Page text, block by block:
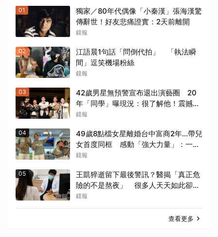
01
獨家／80年代偶像「小秦漢」張海漢驚
傳辭世！好友悲痛證實：2天前離開
鏡報
02
江語晨1句話「問倒代拍」 「執法瞬
間」逗笑機場粉絲
鏡報
03
42歲男星無預警宣布退出演藝圈 20
年「同學」曝現況：很了解他！震撼爆
料「恐懼」這件事
鏡報
04
49歲8點檔女星離婚台中富商2年...帶兒
女首度同框 感動「強大力量」：一起
種下善的種子
鏡報
05
王凱猝逝留下最後警訊？醫揭「真正危
險的不是熬夜」 很多人天天如此卻不
自知
鏡報
查看更多